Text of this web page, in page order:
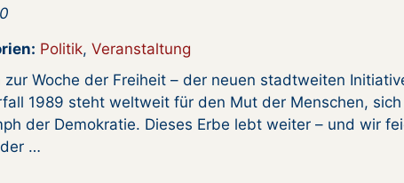
Politik, Veranstaltung
Woche der Freiheit – der neuen stadtweiten
1989 steht weltweit für den Mut der Menschen, sich
der Demokratie. Dieses Erbe lebt weiter – und wir
…